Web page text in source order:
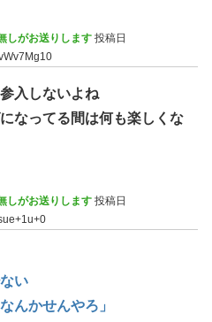
しがお送りします 投稿日
入しないよね
なってる間は何も楽しくな
しがお送りします 投稿日
い
んかせんやろ」